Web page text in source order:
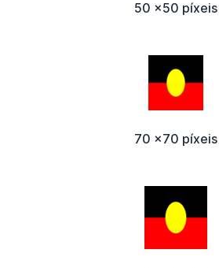
50 x50 píxeis
70 x70 píxeis